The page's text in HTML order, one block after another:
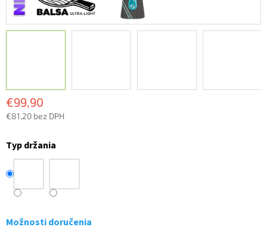
€99,90
€81,20 bez DPH
cena:
Typ držania
Možnosti doručenia